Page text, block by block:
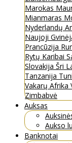
Marokas
Mianmaras
Nyderlandų
Naujoji
Prancūzija
Rytų Karibai
Slovakija Šri
Tanzanija
Vakarų Afrika
Zimbabvė
Auksas
Aukso
Banknotai